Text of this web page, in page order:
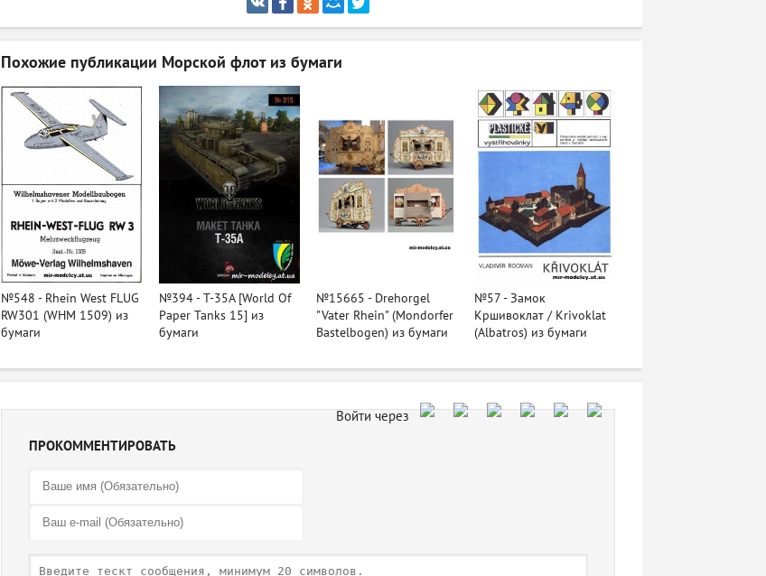
Похожие публикации Морской флот из бумаги
№548 - Rhein West FLUG
RW301 (WHM 1509) из
бумаги
№394 - T-35A [World Of
Paper Tanks 15] из
бумаги
№15665 - Drehorgel
"Vater Rhein" (Mondorfer
Bastelbogen) из бумаги
№57 - Замок
Кршивоклат / Krivoklat
(Albatros) из бумаги
ПРОКОММЕНТИРОВАТЬ